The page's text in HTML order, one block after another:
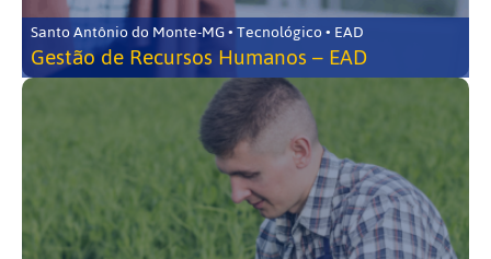
Santo Antônio do Monte-MG • Tecnológico • EAD
Gestão de Recursos Humanos – EAD